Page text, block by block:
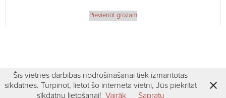
Pievienot grozam
Šīs vietnes darbības nodrošināšanai tiek izmantotas
sīkdatnes. Turpinot, lietot šo interneta vietni, Jūs piekrītat
sīkdatņu lietošanai! Vairāk Sapratu